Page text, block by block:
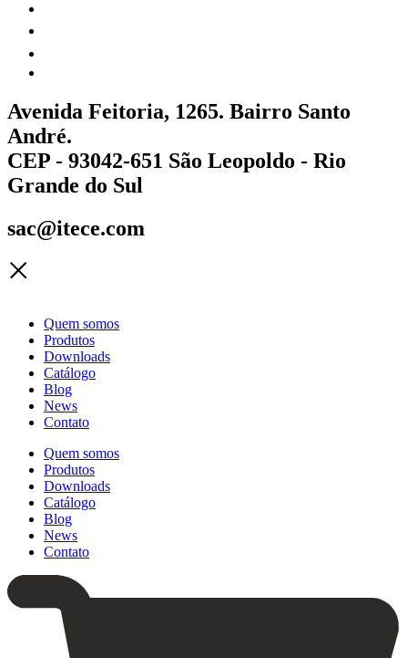
Avenida Feitoria, 1265. Bairro Santo
André.
CEP - 93042-651 São Leopoldo - Rio
Grande do Sul
sac@itece.com
Quem somos
Produtos
Downloads
Catálogo
Blog
News
Contato
Quem somos
Produtos
Downloads
Catálogo
Blog
News
Contato